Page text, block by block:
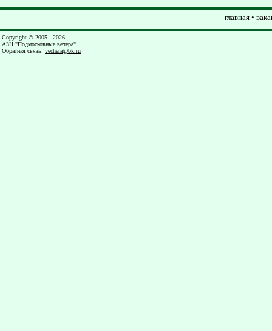
главная•
Copyright © 2005 - 2026
АЗН "Подмосковные вечера"
Обратная связь: vechera@bk.ru